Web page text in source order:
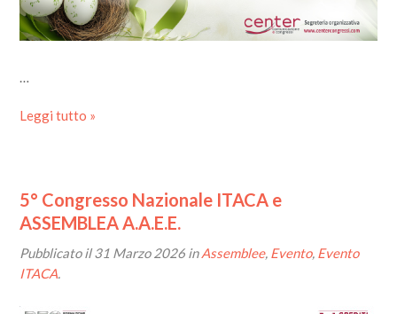
…
Leggi tutto »
5° Congresso Nazionale ITACA e
ASSEMBLEA A.A.E.E.
Pubblicato il31 Marzo 2026 inAssemblee, Evento, Evento
ITACA.